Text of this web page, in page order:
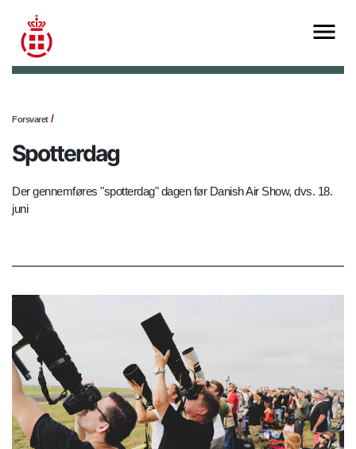
Forsvaret
Spotterdag
Der gennemføres "spotterdag" dagen før Danish Air Show, dvs. 18.
juni